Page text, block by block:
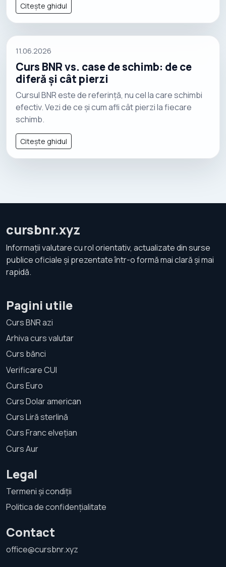
Citește ghidul
11.06.2026
Curs BNR vs. case de schimb: de ce
diferă și cât pierzi
Cursul BNR este de referință, nu cel la care schimbi
efectiv. Vezi de ce și cum afli cât pierzi la fiecare
schimb.
Citește ghidul
cursbnr.xyz
Informații valutare cu rol orientativ, actualizate din surse
publice oficiale și prezentate într-o formă mai clară și mai
rapidă.
Pagini utile
Curs BNR azi
Arhiva curs valutar
Curs bănci
Verificare CUI
Curs Euro
Curs Dolar american
Curs Liră sterlină
Curs Franc elvețian
Curs Aur
Legal
Termeni și condiții
Politica de confidențialitate
Contact
office@cursbnr.xyz